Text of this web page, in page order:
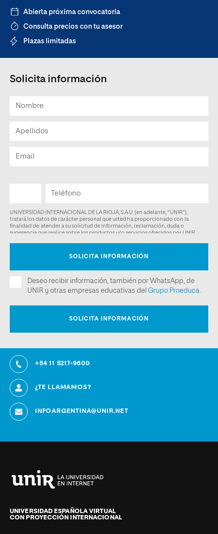
Abierta próxima convocatoria
Consulta precios con tu asesor
Plazas limitadas
Solicita información
+54 11 5217-9600
¿TE LLAMAMOS?
INFOARGENTINA@UNIR.NET
de
La
UNIVERSIDAD ESPAÑOLA VIRTUAL
CON PROYECCIÓN INTERNACIONAL